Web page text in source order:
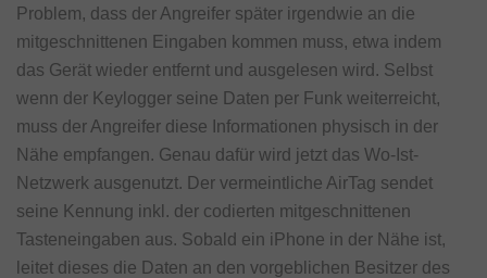
Problem, dass der Angreifer später irgendwie an die
mitgeschnittenen Eingaben kommen muss, etwa indem
das Gerät wieder entfernt und ausgelesen wird. Selbst
wenn der Keylogger seine Daten per Funk weiterreicht,
muss der Angreifer diese Informationen physisch in der
Nähe empfangen. Genau dafür wird jetzt das Wo-Ist-
Netzwerk ausgenutzt. Der vermeintliche AirTag sendet
seine Kennung inkl. der codierten mitgeschnittenen
Tasteneingaben aus. Sobald ein iPhone in der Nähe ist,
leitet dieses die Daten an den vorgeblichen Besitzer des